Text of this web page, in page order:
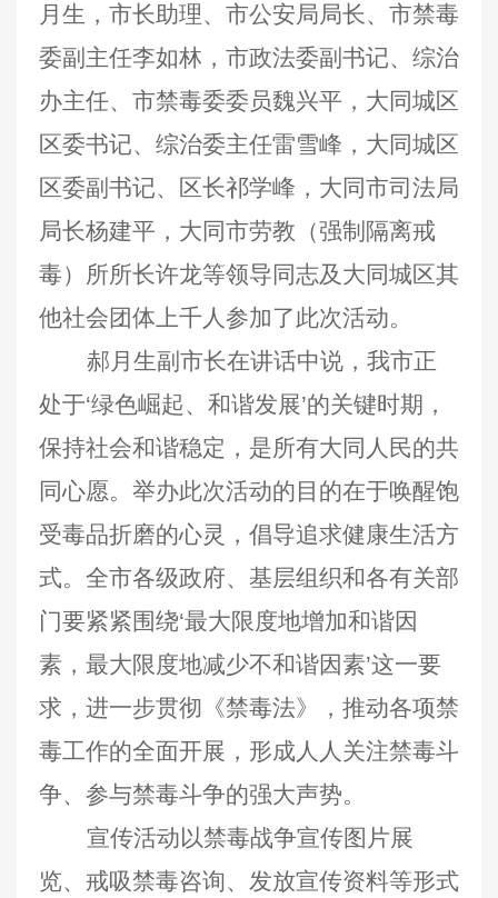
月生，市长助理、市公安局局长、市禁毒
委副主任李如林，市政法委副书记、综治
办主任、市禁毒委委员魏兴平，大同城区
区委书记、综治委主任雷雪峰，大同城区
区委副书记、区长祁学峰，大同市司法局
局长杨建平，大同市劳教（强制隔离戒
毒）所所长许龙等领导同志及大同城区其
他社会团体上千人参加了此次活动。
郝月生副市长在讲话中说，我市正
处于‘绿色崛起、和谐发展’的关键时期，
保持社会和谐稳定，是所有大同人民的共
同心愿。举办此次活动的目的在于唤醒饱
受毒品折磨的心灵，倡导追求健康生活方
式。全市各级政府、基层组织和各有关部
门要紧紧围绕‘最大限度地增加和谐因
素，最大限度地减少不和谐因素’这一要
求，进一步贯彻《禁毒法》，推动各项禁
毒工作的全面开展，形成人人关注禁毒斗
争、参与禁毒斗争的强大声势。
宣传活动以禁毒战争宣传图片展
览、戒吸禁毒咨询、发放宣传资料等形式